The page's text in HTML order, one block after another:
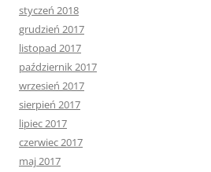
styczeń 2018
grudzień 2017
listopad 2017
październik 2017
wrzesień 2017
sierpień 2017
lipiec 2017
czerwiec 2017
maj 2017